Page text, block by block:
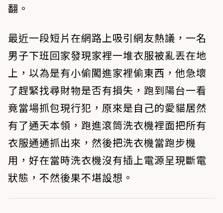
翻。
最近一段短片在網路上吸引網友熱議，一名
男子下班回家發現家裡一堆衣服被亂丟在地
上，以為是有小偷闖進家裡偷東西，他急壞
了趕緊找尋財物是否有損失，跑到陽台一看
竟當場抓包現行犯，原來是自己的愛貓居然
有了通天本領，跑進滾筒洗衣機裡面把所有
衣服通通抓出來，然後把洗衣機當跑步機
用，好在當時洗衣機沒有插上電源呈現斷電
狀態，不然後果不堪設想。